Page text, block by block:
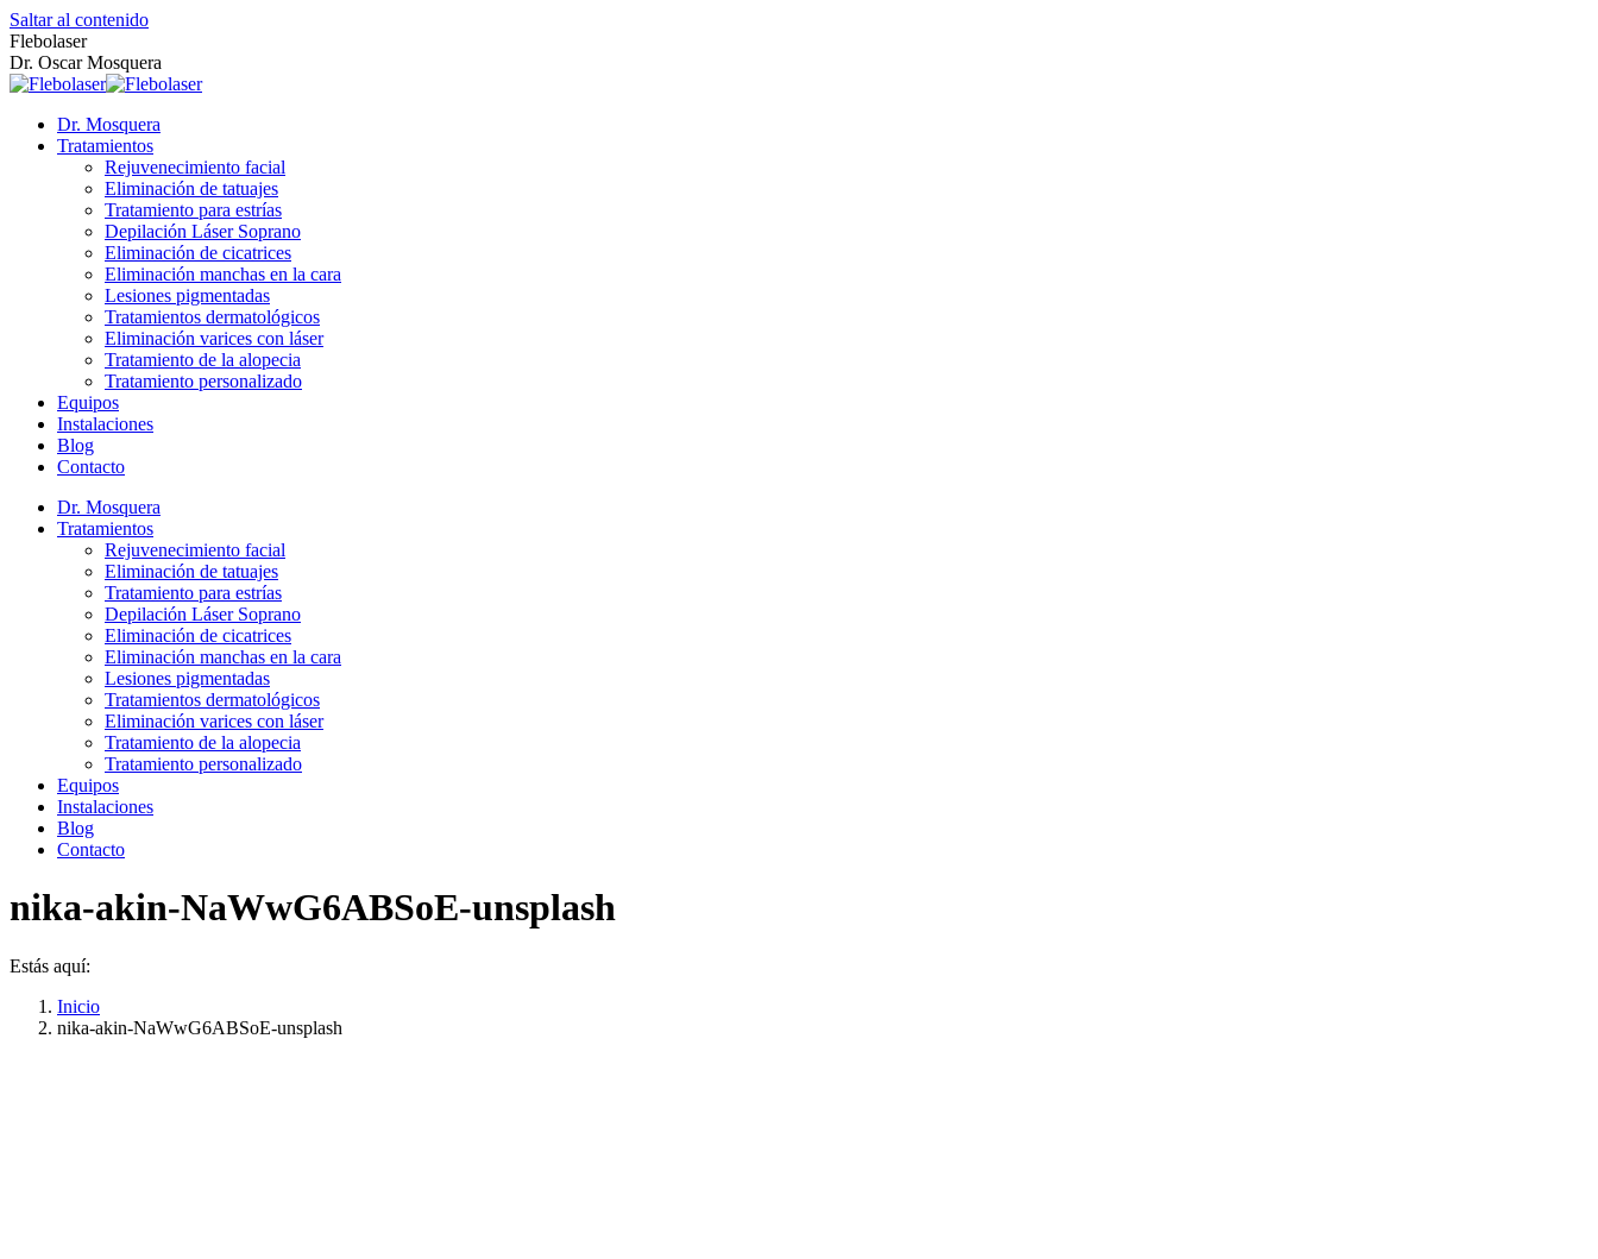
Saltar al contenido
Flebolaser
Dr. Oscar Mosquera
Dr. Mosquera
Tratamientos
Rejuvenecimiento facial
Eliminación de tatuajes
Tratamiento para estrías
Depilación Láser Soprano
Eliminación de cicatrices
Eliminación manchas en la cara
Lesiones pigmentadas
Tratamientos dermatológicos
Eliminación varices con láser
Tratamiento de la alopecia
Tratamiento personalizado
Equipos
Instalaciones
Blog
Contacto
Dr. Mosquera
Tratamientos
Rejuvenecimiento facial
Eliminación de tatuajes
Tratamiento para estrías
Depilación Láser Soprano
Eliminación de cicatrices
Eliminación manchas en la cara
Lesiones pigmentadas
Tratamientos dermatológicos
Eliminación varices con láser
Tratamiento de la alopecia
Tratamiento personalizado
Equipos
Instalaciones
Blog
Contacto
nika-akin-NaWwG6ABSoE-unsplash
Estás aquí:
Inicio
nika-akin-NaWwG6ABSoE-unsplash